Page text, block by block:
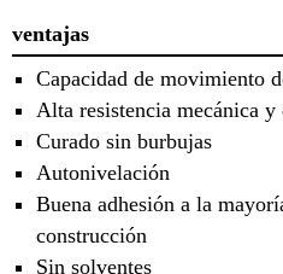
ventajas
Capacidad de movimiento
Alta resistencia mecánica y
Curado sin burbujas
Autonivelación
Buena adhesión a la
construcción
Sin solventes